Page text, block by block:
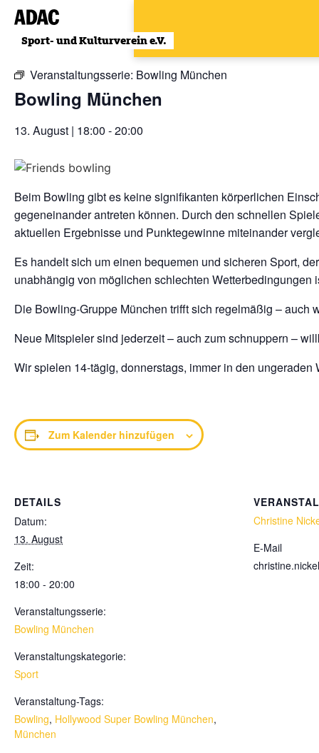
Zum
Inhalt
wechseln
« Alle Veranstaltungen
Veranstaltungsserie: Bowling München
Bowling München
13. August | 18:00 -20:00
Beim Bowling gibt es keine signifikanten körperlichen
gegeneinander antreten können. Durch den schnellen
aktuellen Ergebnisse und Punktegewinne miteinander
Es handelt sich um einen bequemen und sicheren Sport,
unabhängig von möglichen schlechten Wetterbedingungen
Die Bowling-Gruppe München trifft sich regelmäßig – auch
Neue Mitspieler sind jederzeit – auch zum schnuppern –
Wir spielen 14-tägig, donnerstags, immer in den ungeraden
Zum Kalender hinzufügen
DETAILS
Datum:
13. August
Zeit:
18:00 - 20:00
Veranstaltungsserie:
Bowling München
Veranstaltungskategorie:
Sport
Veranstaltung-Tags:
Bowling, Hollywood Super Bowling München,
München
Christine
E-Mail